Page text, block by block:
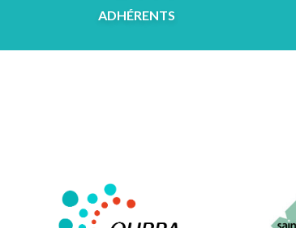
ADHÉRENTS